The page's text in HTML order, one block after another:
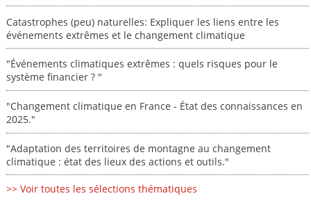
Catastrophes (peu) naturelles: Expliquer les liens entre les
événements extrêmes et le changement climatique
"Événements climatiques extrêmes : quels risques pour le
système financier ? "
"Changement climatique en France - État des connaissances en
2025."
"Adaptation des territoires de montagne au changement
climatique : état des lieux des actions et outils."
>> Voir toutes les sélections thématiques